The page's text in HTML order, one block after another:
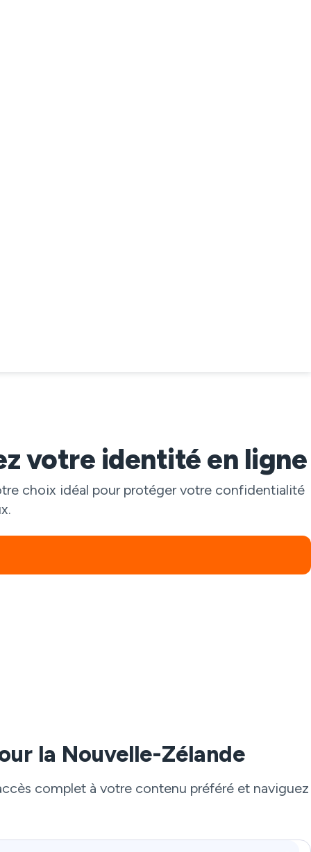
votre identité en ligne
choix idéal pour protéger votre confidentialité
la Nouvelle-Zélande
complet à votre contenu préféré et naviguez